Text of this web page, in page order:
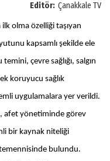
Editör: Çanakkale TV
olma özelliği taşıyan
kapsamlı şekilde ele
çevre sağlığı, salgın
koruyucu sağlık
uygulamalara yer verildi.
afet yönetiminde görev
bir kaynak niteliği
temennisinde bulundu.